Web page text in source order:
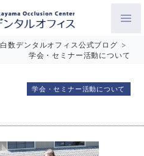
白数デンタルオフィス公式ブログ >
学会・セミナー活動について
学会・セミナー活動について